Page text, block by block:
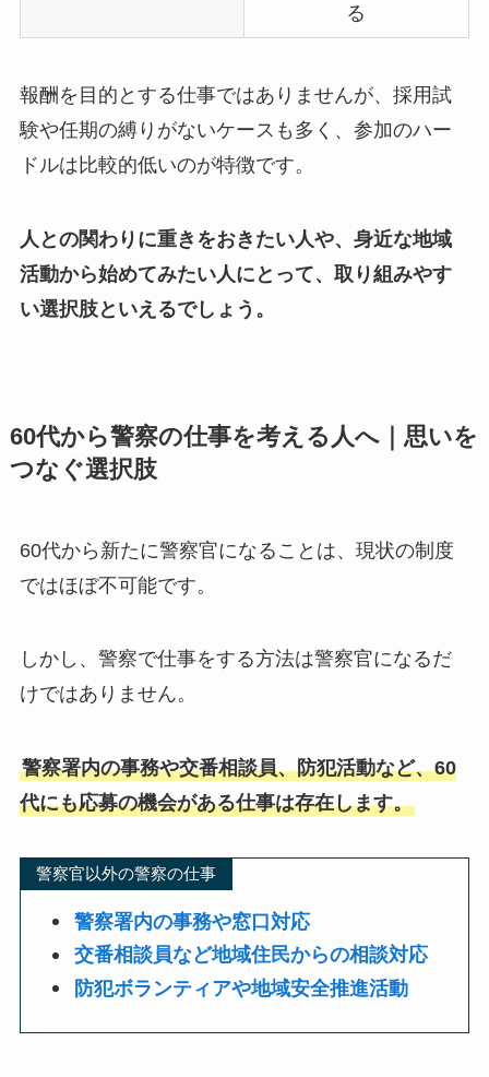
る
報酬を目的とする仕事ではありませんが、採用試
験や任期の縛りがないケースも多く、参加のハー
ドルは比較的低いのが特徴です。
人との関わりに重きをおきたい人や、身近な地域
活動から始めてみたい人にとって、取り組みやす
い選択肢といえるでしょう。
60代から警察の仕事を考える人へ｜思いを
つなぐ選択肢
60代から新たに警察官になることは、現状の制度
ではほぼ不可能です。
しかし、警察で仕事をする方法は警察官になるだ
けではありません。
警察署内の事務や交番相談員、防犯活動など、60
代にも応募の機会がある仕事は存在します。
警察官以外の警察の仕事
警察署内の事務や窓口対応
交番相談員など地域住民からの相談対応
防犯ボランティアや地域安全推進活動